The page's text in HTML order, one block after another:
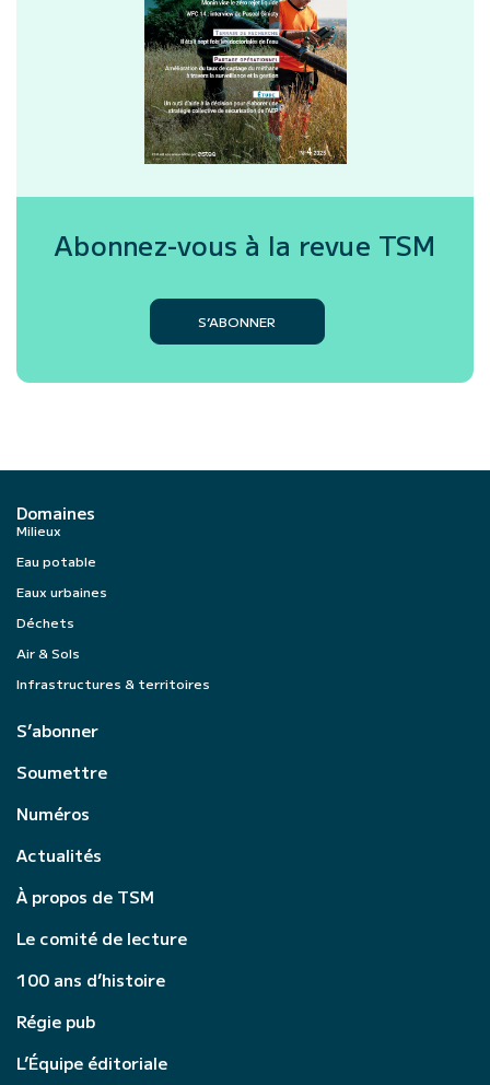
Abonnez-vous à la revue TSM
S’ABONNER
Domaines
Milieux
Eau potable
Eaux urbaines
Déchets
Air & Sols
Infrastructures & territoires
S’abonner
Soumettre
Numéros
Actualités
À propos de TSM
Le comité de lecture
100 ans d’histoire
Régie pub
L’Équipe éditoriale